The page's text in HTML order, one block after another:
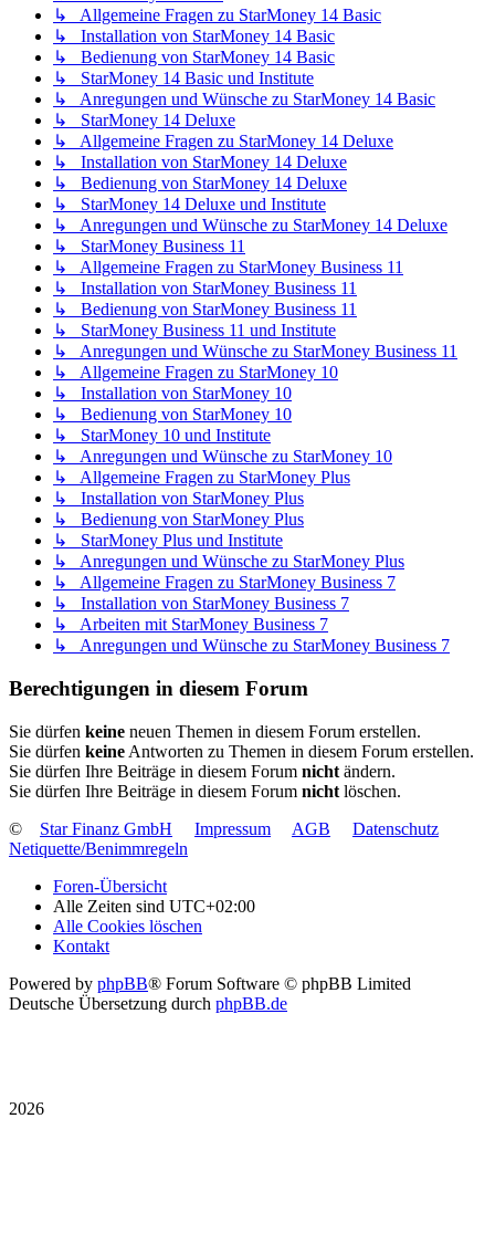
↳ Allgemeine Fragen zu StarMoney 14 Basic
↳ Installation von StarMoney 14 Basic
↳ Bedienung von StarMoney 14 Basic
↳ StarMoney 14 Basic und Institute
↳ Anregungen und Wünsche zu StarMoney 14 Basic
↳ StarMoney 14 Deluxe
↳ Allgemeine Fragen zu StarMoney 14 Deluxe
↳ Installation von StarMoney 14 Deluxe
↳ Bedienung von StarMoney 14 Deluxe
↳ StarMoney 14 Deluxe und Institute
↳ Anregungen und Wünsche zu StarMoney 14 Deluxe
↳ StarMoney Business 11
↳ Allgemeine Fragen zu StarMoney Business 11
↳ Installation von StarMoney Business 11
↳ Bedienung von StarMoney Business 11
↳ StarMoney Business 11 und Institute
↳ Anregungen und Wünsche zu StarMoney Business 11
↳ Allgemeine Fragen zu StarMoney 10
↳ Installation von StarMoney 10
↳ Bedienung von StarMoney 10
↳ StarMoney 10 und Institute
↳ Anregungen und Wünsche zu StarMoney 10
↳ Allgemeine Fragen zu StarMoney Plus
↳ Installation von StarMoney Plus
↳ Bedienung von StarMoney Plus
↳ StarMoney Plus und Institute
↳ Anregungen und Wünsche zu StarMoney Plus
↳ Allgemeine Fragen zu StarMoney Business 7
↳ Installation von StarMoney Business 7
↳ Arbeiten mit StarMoney Business 7
↳ Anregungen und Wünsche zu StarMoney Business 7
Berechtigungen in diesem Forum
Sie dürfen keine neuen Themen in diesem Forum erstellen.
Sie dürfen keine Antworten zu Themen in diesem Forum erstellen.
Sie dürfen Ihre Beiträge in diesem Forum nicht ändern.
Sie dürfen Ihre Beiträge in diesem Forum nicht löschen.
©
Star Finanz GmbH Impressum AGB
Datenschutz
Netiquette/Benimmregeln
Foren-Übersicht
Alle Zeiten sind UTC+02:00
Alle Cookies löschen
Kontakt
Powered by phpBB® Forum Software © phpBB Limited
Deutsche Übersetzung durch phpBB.de
2026